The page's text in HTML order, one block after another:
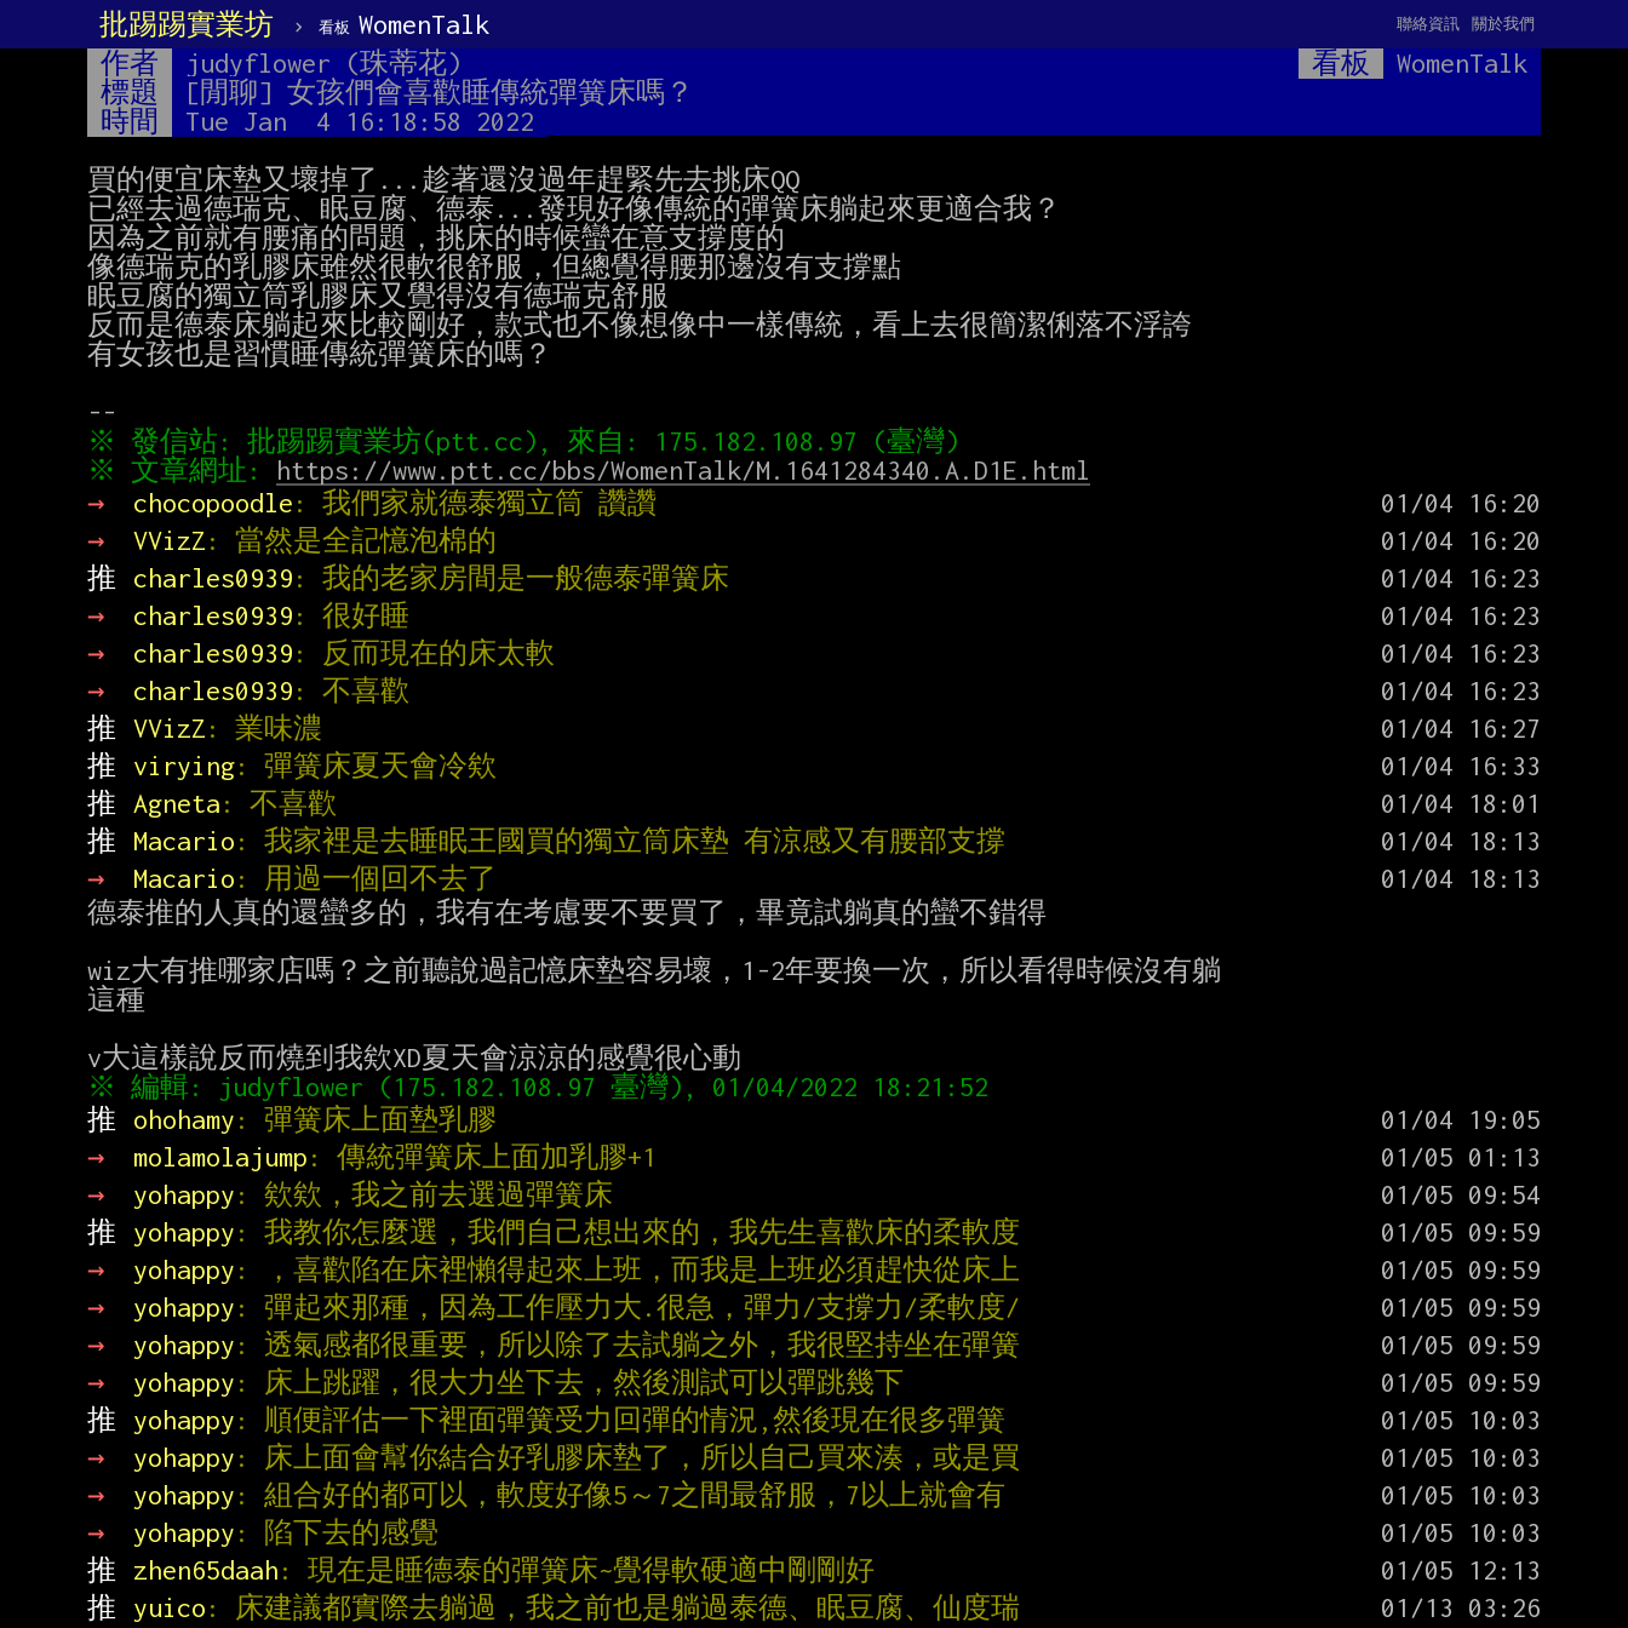
批踢踢實業坊 › 看板 WomenTalk 關於我們
聯絡資訊
作者 judyflower (珠蒂花) 看板
WomenTalk
標題
[閒聊] 女孩們會喜歡睡傳統彈簧床嗎？
時間
Tue Jan  4 16:18:58 2022
買的便宜床墊又壞掉了...趁著還沒過年趕緊先去挑床QQ
已經去過德瑞克、眠豆腐、德泰...發現好像傳統的彈簧床躺起來更適合我？
因為之前就有腰痛的問題，挑床的時候蠻在意支撐度的
像德瑞克的乳膠床雖然很軟很舒服，但總覺得腰那邊沒有支撐點
眠豆腐的獨立筒乳膠床又覺得沒有德瑞克舒服
反而是德泰床躺起來比較剛好，款式也不像想像中一樣傳統，看上去很簡潔俐落不浮誇
有女孩也是習慣睡傳統彈簧床的嗎？
※ 文章網址: https://www.ptt.cc/bbs/WomenTalk/M.1641284340.A.D1E.html
→
chocopoodle: 我們家就德泰獨立筒 讚讚
→
VVizZ: 當然是全記憶泡棉的
推
charles0939: 我的老家房間是一般德泰彈簧床
→
charles0939: 很好睡
→
charles0939: 反而現在的床太軟
→
charles0939: 不喜歡
推 VVizZ: 業味濃
推
virying: 彈簧床夏天會冷欸
推
Agneta: 不喜歡
推
Macario: 我家裡是去睡眠王國買的獨立筒床墊 有涼感又有腰部支撐
→
Macario: 用過一個回不去了
德泰推的人真的還蠻多的，我有在考慮要不要買了，畢竟試躺真的蠻不錯得
wiz大有推哪家店嗎？之前聽說過記憶床墊容易壞，1-2年要換一次，所以看得時候沒有躺
這種
推
ohohamy: 彈簧床上面墊乳膠
→
molamolajump: 傳統彈簧床上面加乳膠+1
→
yohappy: 欸欸，我之前去選過彈簧床
推
yohappy: 我教你怎麼選，我們自己想出來的，我先生喜歡床的柔軟度
→
yohappy: ，喜歡陷在床裡懶得起來上班，而我是上班必須趕快從床上
→
yohappy: 彈起來那種，因為工作壓力大.很急，彈力/支撐力/柔軟度/
→
yohappy: 透氣感都很重要，所以除了去試躺之外，我很堅持坐在彈簧
→
yohappy: 床上跳躍，很大力坐下去，然後測試可以彈跳幾下
推
yohappy: 順便評估一下裡面彈簧受力回彈的情況,然後現在很多彈簧
→
yohappy: 床上面會幫你結合好乳膠床墊了，所以自己買來湊，或是買
→
yohappy: 組合好的都可以，軟度好像5～7之間最舒服，7以上就會有
→
yohappy: 陷下去的感覺
推
zhen65daah: 現在是睡德泰的彈簧床~覺得軟硬適中剛剛好
推
yuico: 床建議都實際去躺過，我之前也是躺過泰德、眠豆腐、仙度瑞